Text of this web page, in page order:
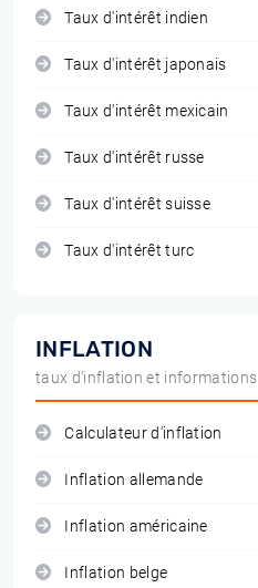
Taux d'intérêt indien
Taux d'intérêt japonais
Taux d'intérêt mexicain
Taux d'intérêt russe
Taux d'intérêt suisse
Taux d'intérêt turc
INFLATION
taux d'inflation et informations
Calculateur d'inflation
Inflation allemande
Inflation américaine
Inflation belge